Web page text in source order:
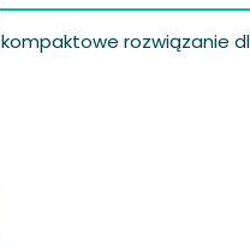
kompaktowe rozwiązanie